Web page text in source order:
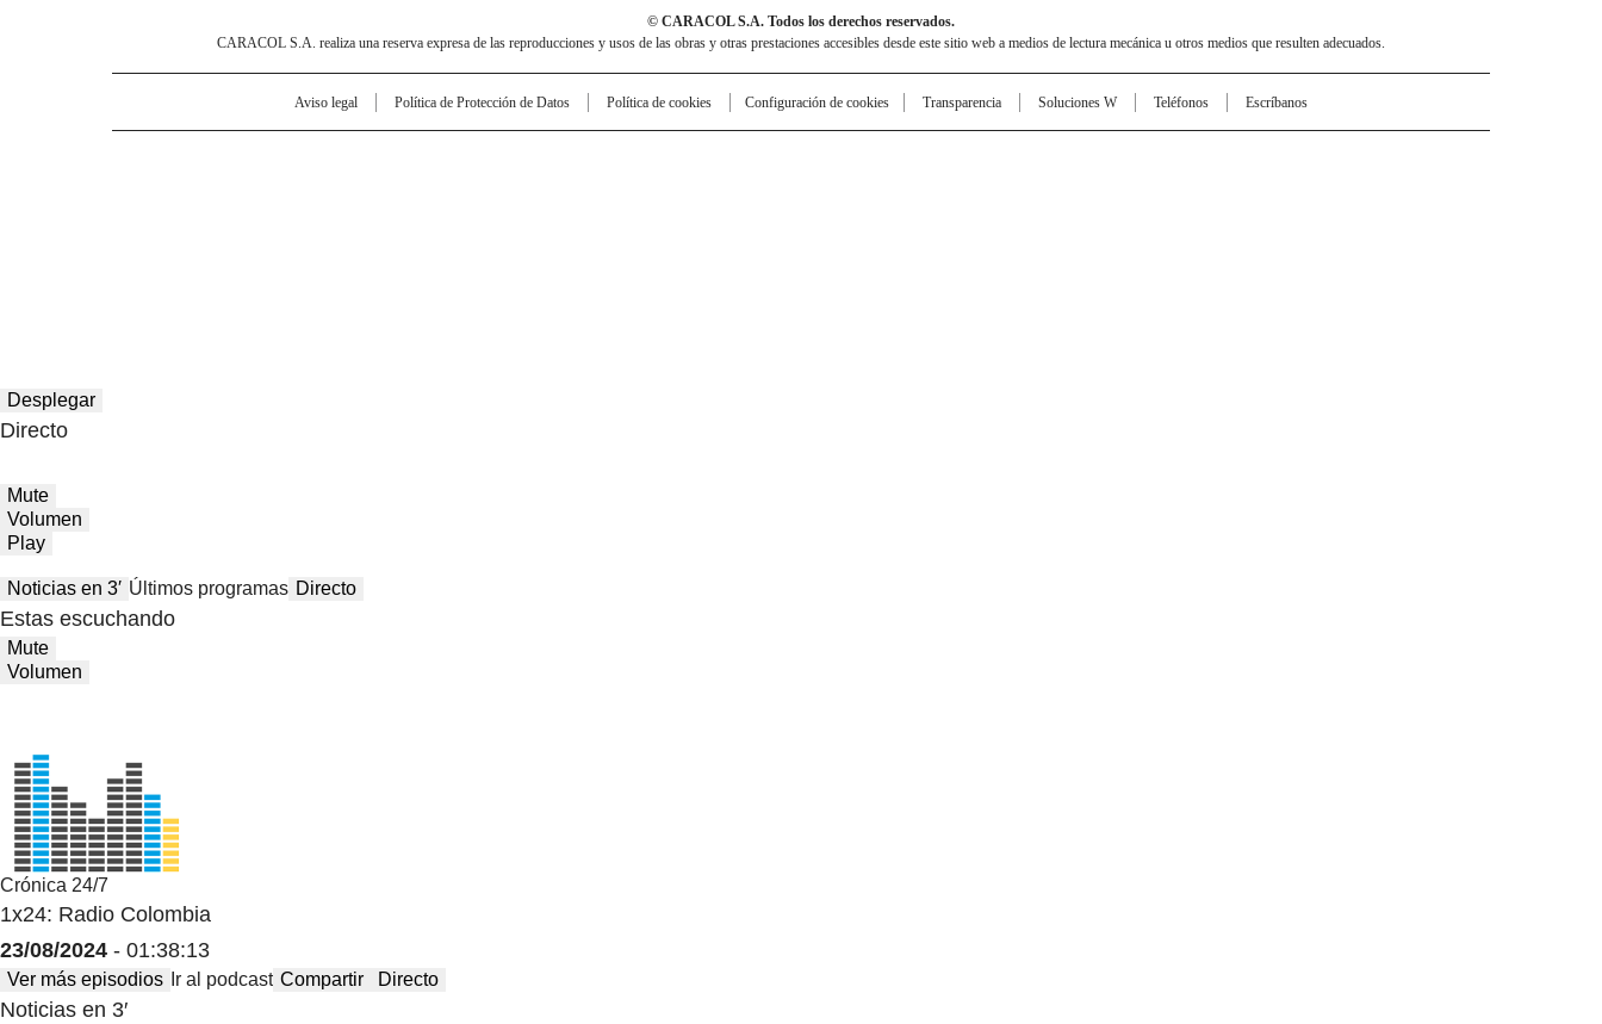
© CARACOL S.A. Todos los derechos reservados.
CARACOL S.A. realiza una reserva expresa de las reproducciones y usos de las obras y otras prestaciones accesibles desde este sitio web a medios de lectura mecánica u otros medios que resulten adecuados.
Aviso legal Política de Protección de Datos Política de cookies Configuración de cookies Transparencia Soluciones W Teléfonos Escríbanos
Desplegar
Directo
Mute
Volumen
Play
Noticias en 3′ Últimos programas Directo
Estas escuchando
Mute
Volumen
Crónica 24/7
1x24: Radio Colombia
23/08/2024 - 01:38:13
Ver más episodios Ir al podcast Compartir Directo
Noticias en 3′